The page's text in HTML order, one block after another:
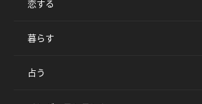
恋する
暮らす
占う